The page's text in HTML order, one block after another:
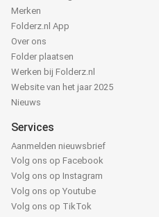
Merken
Folderz.nl App
Over ons
Folder plaatsen
Werken bij Folderz.nl
Website van het jaar 2025
Nieuws
Services
Aanmelden nieuwsbrief
Volg ons op Facebook
Volg ons op Instagram
Volg ons op Youtube
Volg ons op TikTok